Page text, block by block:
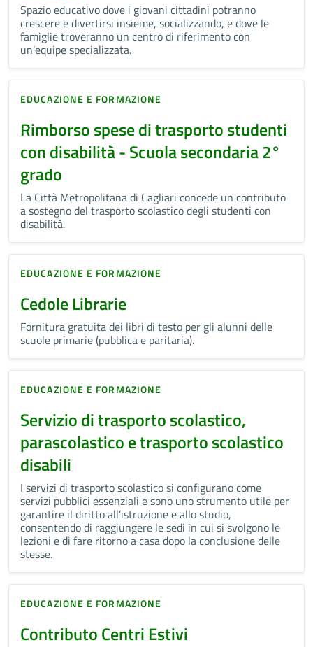
Spazio educativo dove i giovani cittadini potranno
crescere e divertirsi insieme, socializzando, e dove le
famiglie troveranno un centro di riferimento con
un’equipe specializzata.
EDUCAZIONE E FORMAZIONE
Rimborso spese di trasporto studenti
con disabilità - Scuola secondaria 2°
grado
La Città Metropolitana di Cagliari concede un contributo
a sostegno del trasporto scolastico degli studenti con
disabilità.
EDUCAZIONE E FORMAZIONE
Cedole Librarie
Fornitura gratuita dei libri di testo per gli alunni delle
scuole primarie (pubblica e paritaria).
EDUCAZIONE E FORMAZIONE
Servizio di trasporto scolastico,
parascolastico e trasporto scolastico
disabili
I servizi di trasporto scolastico si configurano come
servizi pubblici essenziali e sono uno strumento utile per
garantire il diritto all’istruzione e allo studio,
consentendo di raggiungere le sedi in cui si svolgono le
lezioni e di fare ritorno a casa dopo la conclusione delle
stesse.
EDUCAZIONE E FORMAZIONE
Contributo Centri Estivi